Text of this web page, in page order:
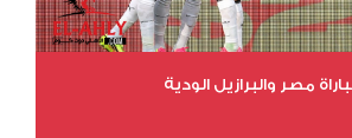
مصر والبرازيل الودية